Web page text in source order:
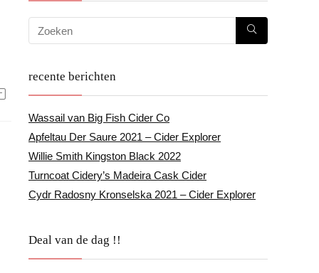
recente berichten
Wassail van Big Fish Cider Co
Apfeltau Der Saure 2021 – Cider Explorer
Willie Smith Kingston Black 2022
Turncoat Cidery’s Madeira Cask Cider
Cydr Radosny Kronselska 2021 – Cider Explorer
Deal van de dag !!